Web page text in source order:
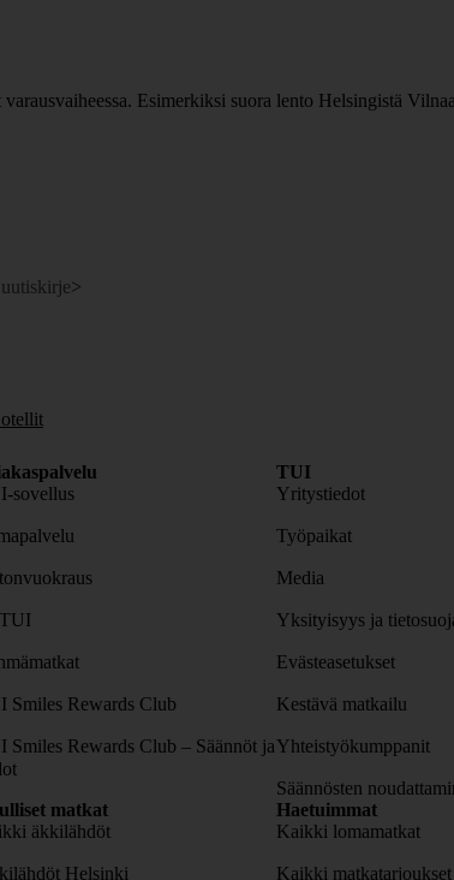
Esimerkiksi suora lento Helsingistä
>
sovellus
Smiles Rewards Club
Smiles Rewards Club – Säännöt ja
TUI
Yritystiedot
Työpaikat
Media
Yksityisyys ja
Evästeasetukset
Kestävä matkailu
Yhteistyökumppanit
Säännösten
matkat
äkkilähdöt
Helsinki
Haetuimmat
Kaikki lomamatkat
Kaikki matkatarjoukset